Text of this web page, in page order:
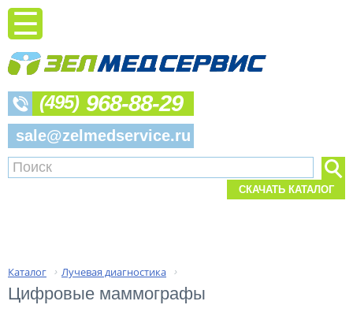
(495) 968-88-29
sale@zelmedservice.ru
СКАЧАТЬ КАТАЛОГ
Каталог › Лучевая диагностика ›
Цифровые маммографы